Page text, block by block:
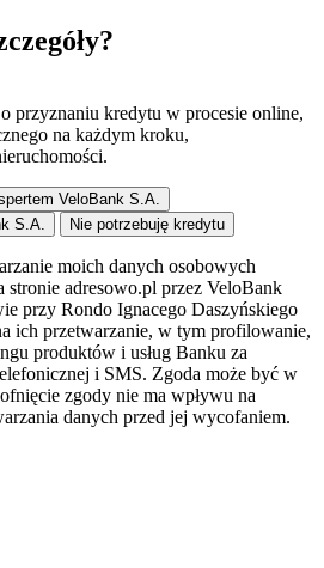
przyznaniu kredytu w procesie online,
na każdym kroku,
VeloBank S.A.
S.A.
Nie potrzebuję kredytu
moich danych osobowych
adresowo.pl przez VeloBank
przy Rondo Ignacego Daszyńskiego
ich przetwarzanie, w tym profilowanie,
produktów i usług Banku za
i SMS. Zgoda może być w
zgody nie ma wpływu na
danych przed jej wycofaniem.